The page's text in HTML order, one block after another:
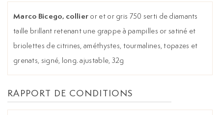
Marco Bicego, collier or et or gris 750 serti de diamants
taille brillant retenant une grappe à pampilles or satiné et
briolettes de citrines, améthystes, tourmalines, topazes et
grenats, signé, long. ajustable, 32g
RAPPORT DE CONDITIONS